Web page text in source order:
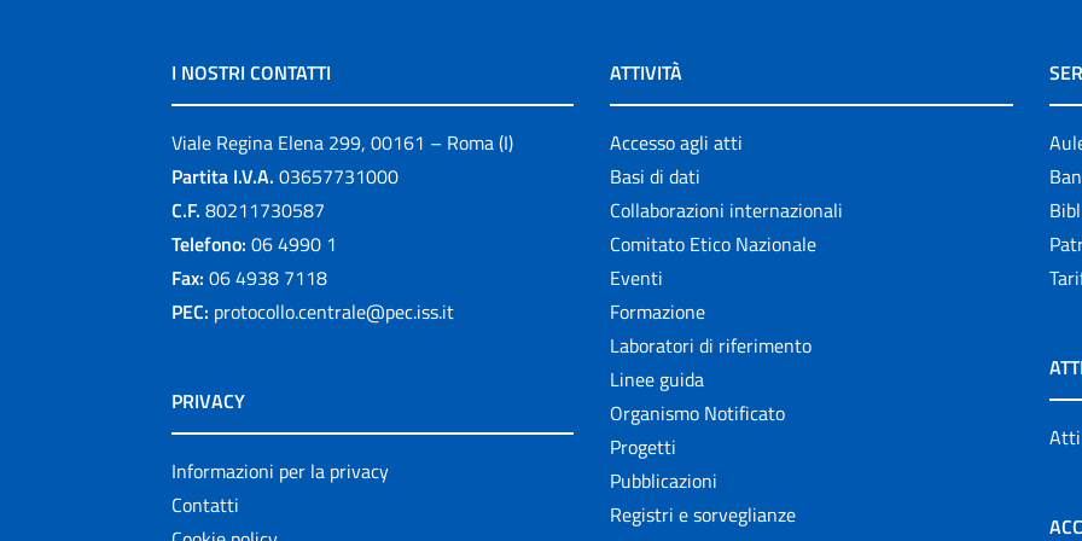
I NOSTRI CONTATTI
Viale Regina Elena 299, 00161 – Roma (I)
Partita I.V.A. 03657731000
C.F. 80211730587
Telefono: 06 4990 1
Fax: 06 4938 7118
PEC: protocollo.centrale@pec.iss.it
PRIVACY
Informazioni per la privacy
Contatti
ATTIVITÀ
Accesso agli atti
Basi di dati
Collaborazioni internazionali
Comitato Etico Nazionale
Eventi
Formazione
Laboratori di riferimento
Linee guida
Organismo Notificato
Progetti
Pubblicazioni
Registri e sorveglianze
Atti